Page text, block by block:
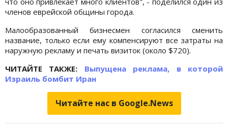
членов еврейской общины города.
Малообразованный бизнесмен согласился сменить
название, только если ему компенсируют все затраты на
наружную рекламу и печать визиток (около $720).
ЧИТАЙТЕ ТАКЖЕ: Выпущена реклама, в которой
Израиль бомбит Иран
Читайте нас в Google.News